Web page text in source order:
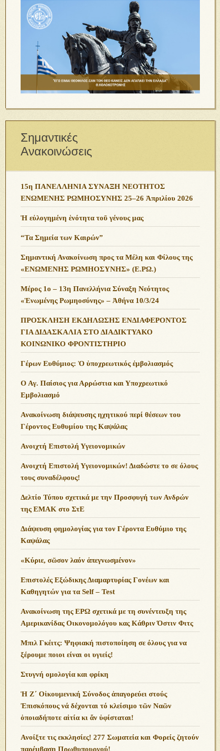
Σημαντικές
Ανακοινώσεις
15η ΠΑΝΕΛΛΗΝΙΑ ΣΥΝΑΞΗ ΝΕΟΤΗΤΟΣ
ΕΝΩΜΕΝΗΣ ΡΩΜΗΟΣΥΝΗΣ 25–26 Ἀπριλίου 2026
Ἡ εὐλογημένη ἑνότητα τοῦ γένους μας
“Τα Σημεία των Καιρών”
Σημαντική Ανακοίνωση προς τα Μέλη και Φίλους της
«ΕΝΩΜΕΝΗΣ ΡΩΜΗΟΣΥΝΗΣ» (Ε.ΡΩ.)
Μέρος 1ο – 13η Πανελλήνια Σύναξη Νεότητος
«Ἑνωμένης Ρωμηοσύνης» – Ἀθήνα 10/3/24
ΠΡΟΣΚΛΗΣΗ ΕΚΔΗΛΩΣΗΣ ΕΝΔΙΑΦΕΡΟΝΤΟΣ
ΓΙΑ ΔΙΔΑΣΚΑΛΙΑ ΣΤΟ ΔΙΑΔΙΚΤΥΑΚΟ
ΚΟΙΝΩΝΙΚΟ ΦΡΟΝΤΙΣΤΗΡΙΟ
Γέρων Ευθύμιος: Ὁ ὑποχρεωτικός ἐμβολιασμός
Ο Αγ. Παίσιος για Αρρώστια και Υποχρεωτικό
Εμβολιασμό
Ανακοίνωση διάψευσης ηχητικού περί θέσεων του
Γέροντος Ευθυμίου της Καψάλας
Ανοιχτή Επιστολή Υγειονομικών
Ανοιχτή Επιστολή Υγειονομικών! Διαδώστε το σε όλους
τους συναδέλφους!
Δελτίο Τύπου σχετικά με την Προσφυγή των Ανδρών
της ΕΜΑΚ στο ΣτΕ
Διάψευση φημολογίας για τον Γέροντα Ευθύμιο της
Καψάλας
«Κύριε, σῶσον λαόν ἀπεγνωσμένον»
Επιστολές Εξώδικης Διαμαρτυρίας Γονέων και
Καθηγητών για τα Self – Test
Ανακοίνωση της ΕΡΩ σχετικά με τη συνέντευξη της
Αμερικανίδας Οικονομολόγου κας Κάθριν Όστιν Φιτς
Μπιλ Γκέιτς: Ψηφιακή πιστοποίηση σε όλους για να
ξέρουμε ποιοι είναι οι υγιείς!
Στυγνή ομολογία και φρίκη
Ἡ Ζ΄ Οἰκουμενική Σύνοδος ἀπαγορεύει στούς
Ἐπισκόπους νά δέχονται τό κλείσιμο τῶν Ναῶν
ὁποιαδήποτε αἰτία κι ἄν ὑφίσταται!
Ανoίξτε τις εκκλησίες! 277 Σωματεία και Φορείς ζητούν
παρέμβαση Πρωθυπουργού!